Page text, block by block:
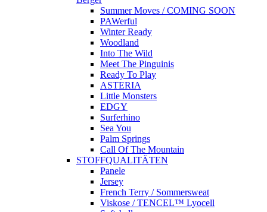
Summer Moves / COMING SOON
PAWerful
Winter Ready
Woodland
Into The Wild
Meet The Pinguinis
Ready To Play
ASTERIA
Little Monsters
EDGY
Surferhino
Sea You
Palm Springs
Call Of The Mountain
STOFFQUALITÄTEN
Panele
Jersey
French Terry / Sommersweat
Viskose / TENCEL™ Lyocell